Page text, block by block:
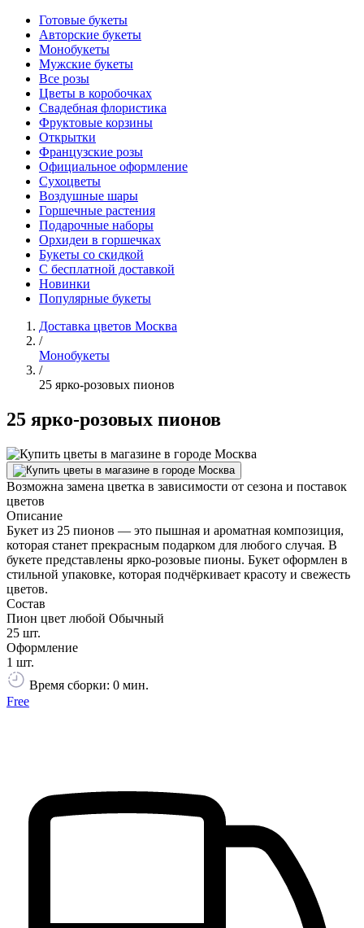
Готовые букеты
Авторские букеты
Монобукеты
Мужские букеты
Все розы
Цветы в коробочках
Свадебная флористика
Фруктовые корзины
Открытки
Французские розы
Официальное оформление
Сухоцветы
Воздушные шары
Горшечные растения
Подарочные наборы
Орхидеи в горшечках
Букеты со скидкой
С бесплатной доставкой
Новинки
Популярные букеты
Доставка цветов Москва
/
Монобукеты
/
25 ярко-розовых пионов
25 ярко-розовых пионов
Возможна замена цветка в зависимости от сезона и поставок
цветов
Описание
Букет из 25 пионов — это пышная и ароматная композиция,
которая станет прекрасным подарком для любого случая. В
букете представлены ярко-розовые пионы. Букет оформлен в
стильной упаковке, которая подчёркивает красоту и свежесть
цветов.
Состав
Пион цвет любой Обычный
25 шт.
Оформление
1 шт.
Время сборки: 0 мин.
Free